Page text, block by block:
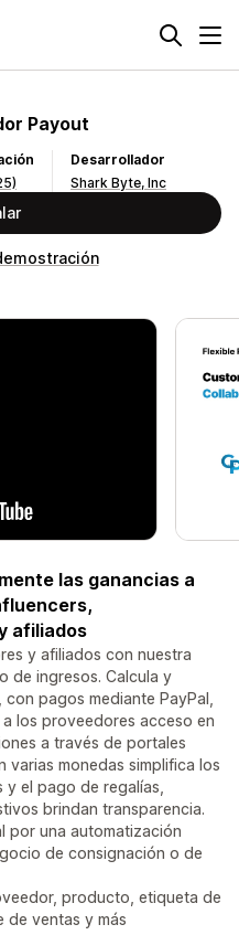
Payout
Desarrollador
Shark Byte, Inc
las ganancias a
afiliados
y afiliados con nuestra
de ingresos. Calcula y
pagos mediante PayPal,
los proveedores acceso en
a través de portales
varias monedas simplifica los
el pago de regalías,
brindan transparencia.
por una automatización
de consignación o de
producto, etiqueta de
de ventas y más